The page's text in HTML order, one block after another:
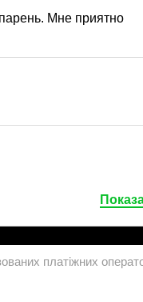
Мне приятно
платіжних